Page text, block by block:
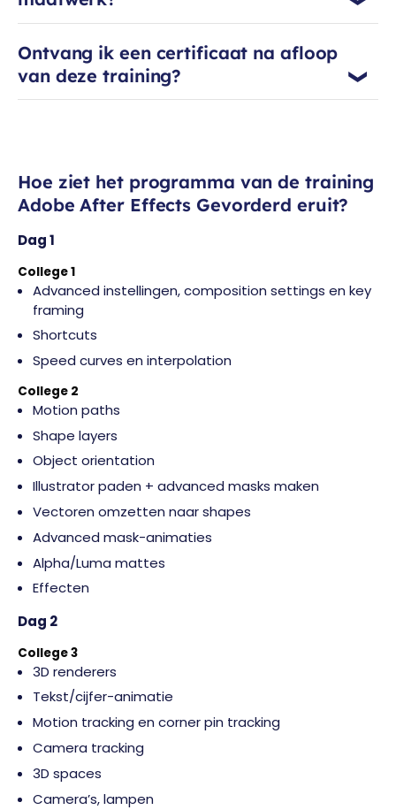
Ontvang ik een certificaat na afloop
van deze training?
Hoe ziet het programma van de training
Adobe After Effects Gevorderd eruit?
Dag 1
College 1
Advanced instellingen, composition settings en key
framing
Shortcuts
Speed curves en interpolation
College 2
Motion paths
Shape layers
Object orientation
Illustrator paden + advanced masks maken
Vectoren omzetten naar shapes
Advanced mask-animaties
Alpha/Luma mattes
Effecten
Dag 2
College 3
3D renderers
Tekst/cijfer-animatie
Motion tracking en corner pin tracking
Camera tracking
3D spaces
Camera’s, lampen